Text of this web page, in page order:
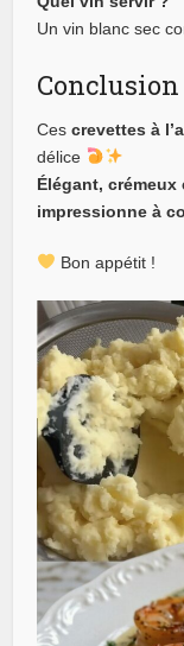
Un vin blanc sec
Conclusion
Cescrevettes à
délice
Élégant,
impressionne à
Bon appétit !